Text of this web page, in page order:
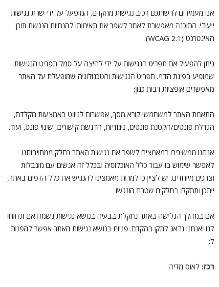
אנו מעמידים לרשותכם רכיב נגישות מתקדם, המופעל על ידי שרת נגישות
ייעודי. התוכנה מאפשרת לאתר לשפר את תאימותו להנחיות הנגשת תוכן
האינטרנט (WCAG 2.1).
ניתן להפעיל את תפריט הנגישות על ידי לחיצה על סמל תפריט הנגישות
שמופיע בפינת הדף. תפריט הנגישות והטכנולוגיה שמופעלת על האתר
מאפשרים אופציות רבות כגון:
התאמת האתר למשתמשי קורא מסך, אפשרות לניווט באמצעות מקלדת,
הגדלת פונטים/הקטנת פונטים, ניגודיות, הדגשת קישורים, שינוי פונט, ועוד.
אנחנו ממשיכים במאמצים לשפר את נגישות האתר כחלק ממחויבותנו
לאפשר שימוש בו עבור כלל האוכלוסיה ובכלל זה אנשים עם מוגבלות
וצרכים מיוחדים. יש לציין כי למרות מאמצינו להנגיש את כלל הדפים באתר,
ייתכן ותתקלו בחלקים שטרם הונגשו.
אם במהלך הגלישה באתר נתקלת בבעיה בנושא נגישות נשמח אם תדווחו
לנו ואנחנו נדאג לתקן בהקדם. פניות בנושא נגישות האתר אפשר להפנות
ל:
רכז: לאוס מדיה